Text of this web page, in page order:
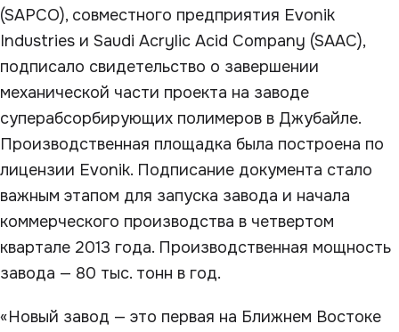
(SAPCO), совместного предприятия Evonik
Industries и Saudi Acrylic Acid Company (SAAC),
подписало свидетельство о завершении
механической части проекта на заводе
суперабсорбирующих полимеров в Джубайле.
Производственная площадка была построена по
лицензии Evonik. Подписание документа стало
важным этапом для запуска завода и начала
коммерческого производства в четвертом
квартале 2013 года. Производственная мощность
завода — 80 тыс. тонн в год.
«Новый завод — это первая на Ближнем Востоке